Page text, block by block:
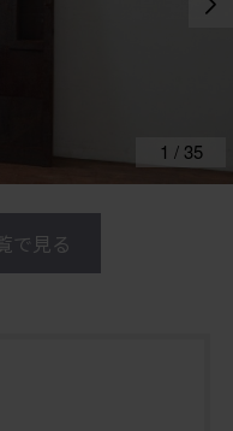
1 / 35
で見る